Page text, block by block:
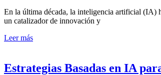
En la última década, la inteligencia artificial (IA)
un catalizador de innovación y
Leer más
Estrategias Basadas en IA